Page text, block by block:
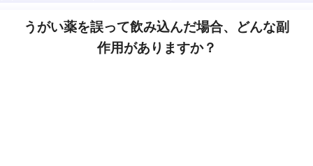
うがい薬を誤って飲み込んだ場合、どんな副
作用がありますか？